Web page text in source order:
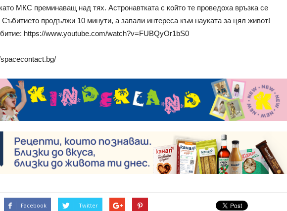
МКС преминаващ над тях. Астронавтката с който те проведоха връзка се
Събитието продължи 10 минути, а запали интереса към науката за цял живот! –
https://www.youtube.com/watch?v=FUBQyOr1bS0
Facebook Twitter